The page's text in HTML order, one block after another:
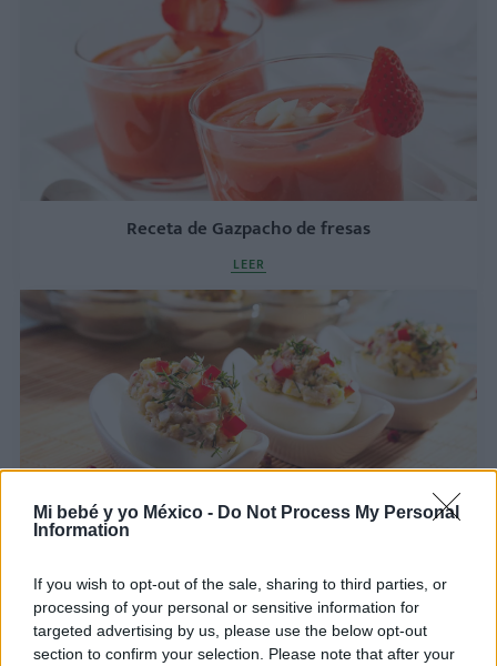
Mi bebé y yo México - Do Not Process My Personal
Information
If you wish to opt-out of the sale, sharing to third parties, or
processing of your personal or sensitive information for
targeted advertising by us, please use the below opt-out
section to confirm your selection. Please note that after your
Receta de Gazpacho de fresas
LEER
LEER